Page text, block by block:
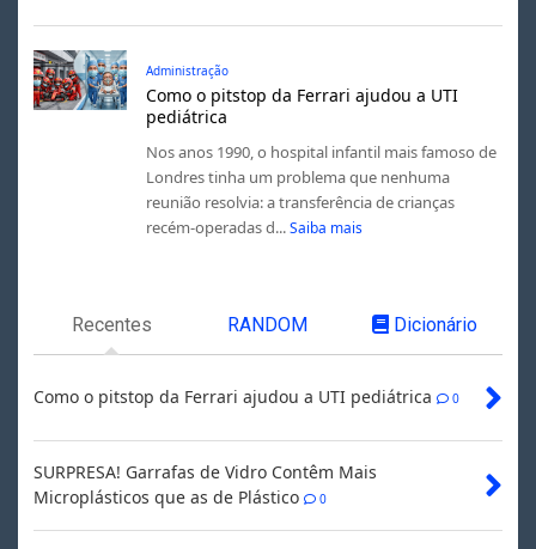
Administração
Como o pitstop da Ferrari ajudou a UTI
pediátrica
Nos anos 1990, o hospital infantil mais famoso de
Londres tinha um problema que nenhuma
reunião resolvia: a transferência de crianças
recém-operadas d... Saiba mais
Recentes RANDOM Dicionário
Como o pitstop da Ferrari ajudou a UTI pediátrica 0
SURPRESA! Garrafas de Vidro Contêm Mais
Microplásticos que as de Plástico
0